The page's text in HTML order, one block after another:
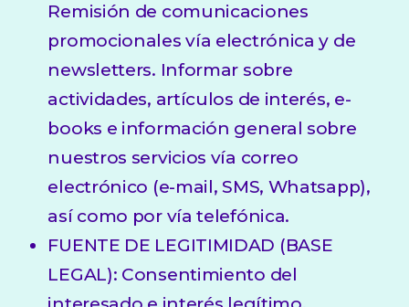
Remisión de comunicaciones
promocionales vía electrónica y de
newsletters. Informar sobre
actividades, artículos de interés, e-
books e información general sobre
nuestros servicios vía correo
electrónico (e-mail, SMS, Whatsapp),
así como por vía telefónica.
FUENTE DE LEGITIMIDAD (BASE
LEGAL): Consentimiento del